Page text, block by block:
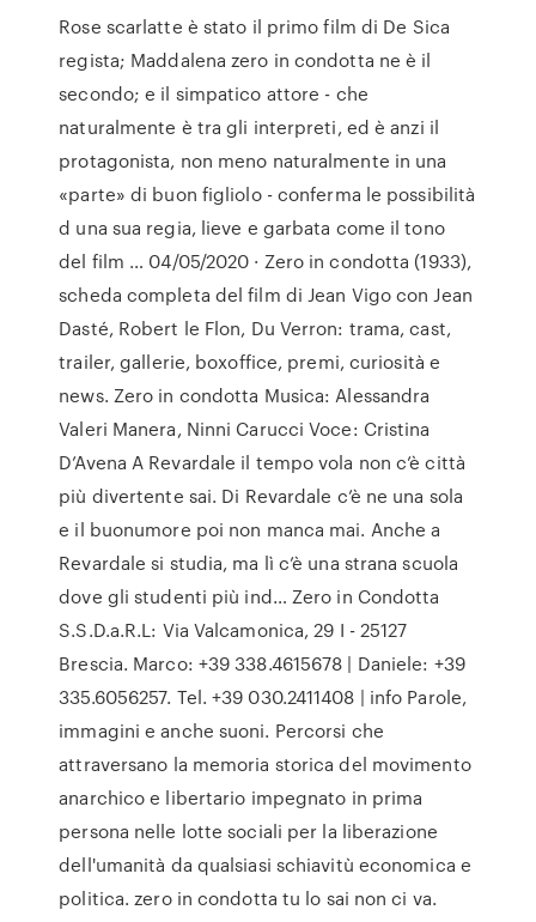
Rose scarlatte è stato il primo film di De Sica
regista; Maddalena zero in condotta ne è il
secondo; e il simpatico attore - che
naturalmente è tra gli interpreti, ed è anzi il
protagonista, non meno naturalmente in una
«parte» di buon figliolo - conferma le possibilità
d una sua regia, lieve e garbata come il tono
del film … 04/05/2020 · Zero in condotta (1933),
scheda completa del film di Jean Vigo con Jean
Dasté, Robert le Flon, Du Verron: trama, cast,
trailer, gallerie, boxoffice, premi, curiosità e
news. Zero in condotta Musica: Alessandra
Valeri Manera, Ninni Carucci Voce: Cristina
D’Avena A Revardale il tempo vola non c’è città
più divertente sai. Di Revardale c’è ne una sola
e il buonumore poi non manca mai. Anche a
Revardale si studia, ma lì c’è una strana scuola
dove gli studenti più ind… Zero in Condotta
S.S.D.a.R.L: Via Valcamonica, 29 I - 25127
Brescia. Marco: +39 338.4615678 | Daniele: +39
335.6056257. Tel. +39 030.2411408 | info Parole,
immagini e anche suoni. Percorsi che
attraversano la memoria storica del movimento
anarchico e libertario impegnato in prima
persona nelle lotte sociali per la liberazione
dell'umanità da qualsiasi schiavitù economica e
politica. zero in condotta tu lo sai non ci va.